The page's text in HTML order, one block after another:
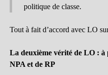
politique de classe.
Tout à fait d’accord avec LO
La deuxième vérité de LO : à
NPA et de RP